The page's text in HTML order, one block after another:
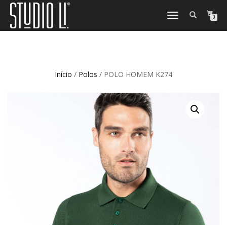
TOGGLE
0
Início / Polos / POLO HOMEM K274